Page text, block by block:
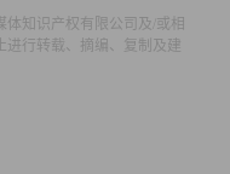
需求
体知识产权有限公司及/或相
进行转载、摘编、复制及建